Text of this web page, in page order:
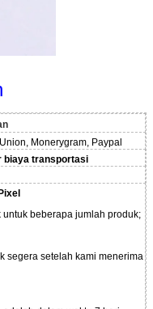
Monerygram, Paypal
biaya transportasi
beberapa jumlah produk;
segera setelah kami menerima